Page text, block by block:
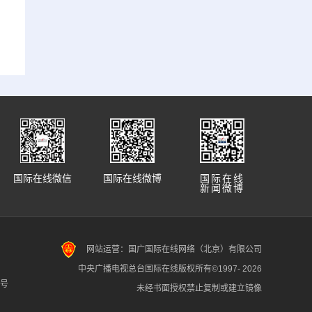
国际在线
新闻微博
国际在线微博
国际在线微信
网站运营：国广国际在线网络（北京）有限公司
中央广播电视总台国际在线版权所有©1997- 2026
未经书面授权禁止复制或建立镜像